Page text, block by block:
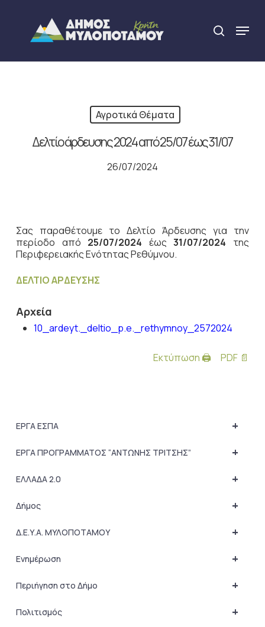
content
search
Menu
Αγροτικά Θέματα
Δελτίο άρδευσης 2024 από 25/07 έως 31/07
26/07/2024
Σας παραθέτουμε το Δελτίο Άρδευσης για την
περίοδο από 25/07/2024 έως31/07/2024 της
Περιφερειακής Ενότητας Ρεθύμνου.
ΔΕΛΤΙΟ ΑΡΔΕΥΣΗΣ
Αρχεία
10_ardeyt._deltio_p.e._rethymnoy_2572024
Εκτύπωση 🖨 PDF 📄
+
ΕΡΓΑ ΕΣΠΑ
+
ΕΡΓΑ ΠΡΟΓΡΑΜΜΑΤΟΣ “ΑΝΤΩΝΗΣ ΤΡΙΤΣΗΣ”
+
ΕΛΛΑΔΑ 2.0
+
Δήμος
+
Δ.Ε.Υ.Α. ΜΥΛΟΠΟΤΑΜΟΥ
+
Ενημέρωση
+
Περιήγηση στο Δήμο
+
Πολιτισμός
Close